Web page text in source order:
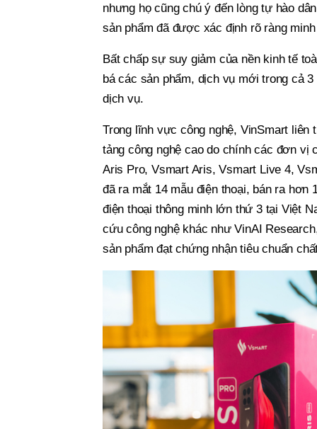
nhưng họ cũng chú ý đến lòng tự hào
sản phẩm đã được xác định rõ ràng
Bất chấp sự suy giảm của nền kinh tế
bá các sản phẩm, dịch vụ mới trong cả
dịch vụ.
Trong lĩnh vực công nghệ, VinSmart liên
tảng công nghệ cao do chính các đơn vị
Aris Pro, Vsmart Aris, Vsmart Live 4,
đã ra mắt 14 mẫu điện thoại, bán ra
điện thoại thông minh lớn thứ 3 tại Việt
cứu công nghệ khác như VinAI
sản phẩm đạt chứng nhận tiêu chuẩn